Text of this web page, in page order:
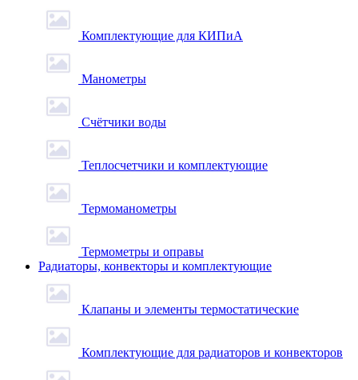
Комплектующие для КИПиА
Манометры
Счётчики воды
Теплосчетчики и комплектующие
Термоманометры
Термометры и оправы
Радиаторы, конвекторы и комплектующие
Клапаны и элементы термостатические
Комплектующие для радиаторов и конвекторов